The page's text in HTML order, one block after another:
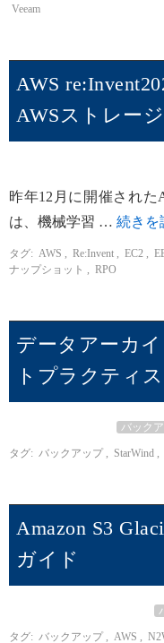
Veeam
AWS
AWSストレー
昨年12月に開催された
は、機械学習 … 続きを
タグ: AWS Re:Invent EC2
ナップショット
RPO
データアーカ
トプラクティス
バック
タグ: バックアップ StarWind
Amazon S3
ガイド
タグ: バックアップ AWS